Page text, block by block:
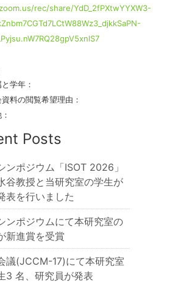
rec/share/YdD_2fPXtwYYXW3-
学年：
資料の閲覧希望理由：
Posts
ンポジウム「ISOT 2026」
谷教授と当研究室の学生が
表を行いました
ンポジウムにて本研究室の
新進賞を受賞
議(JCCM-17)にて本研究室
3 名、研究員が発表